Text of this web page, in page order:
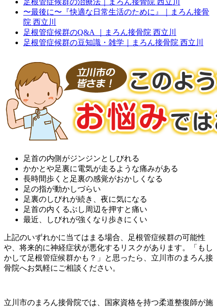
足根管症候群の治療法｜まろん接骨院 西立川
〜最後に〜『快適な日常生活のために』｜まろん接骨
院 西立川
足根管症候群のQ&A ｜まろん接骨院 西立川
足根管症候群の豆知識・雑学｜まろん接骨院 西立川
足首の内側がジンジンとしびれる
かかとや足裏に電気が走るような痛みがある
長時間歩くと足裏の感覚がおかしくなる
足の指が動かしづらい
足裏のしびれが続き、夜に気になる
足首の内くるぶし周辺を押すと痛い
最近、しびれが強くなり歩きにくい
上記のいずれかに当てはまる場合、足根管症候群の可能性
や、将来的に神経症状が悪化するリスクがあります。「もし
かして足根管症候群かも？」と思ったら、立川市のまろん接
骨院へお気軽にご相談ください。
立川市のまろん接骨院では、国家資格を持つ柔道整復師が施